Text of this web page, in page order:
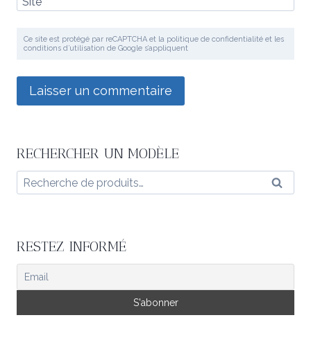
Ce site est protégé par reCAPTCHA et la politique de confidentialité et les
conditions d’utilisation de Google s’appliquent
RECHERCHER UN MODÈLE
Recherche
pour :
RESTEZ INFORMÉ